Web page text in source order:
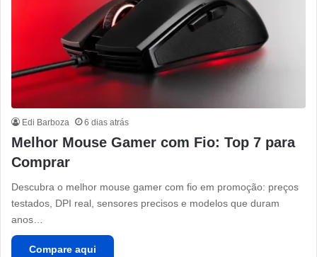
Edi Barboza 6 dias atrás
Melhor Mouse Gamer com Fio: Top 7 para
Comprar
Descubra o melhor mouse gamer com fio em promoção: preços
testados, DPI real, sensores precisos e modelos que duram
anos…
Compare aqui